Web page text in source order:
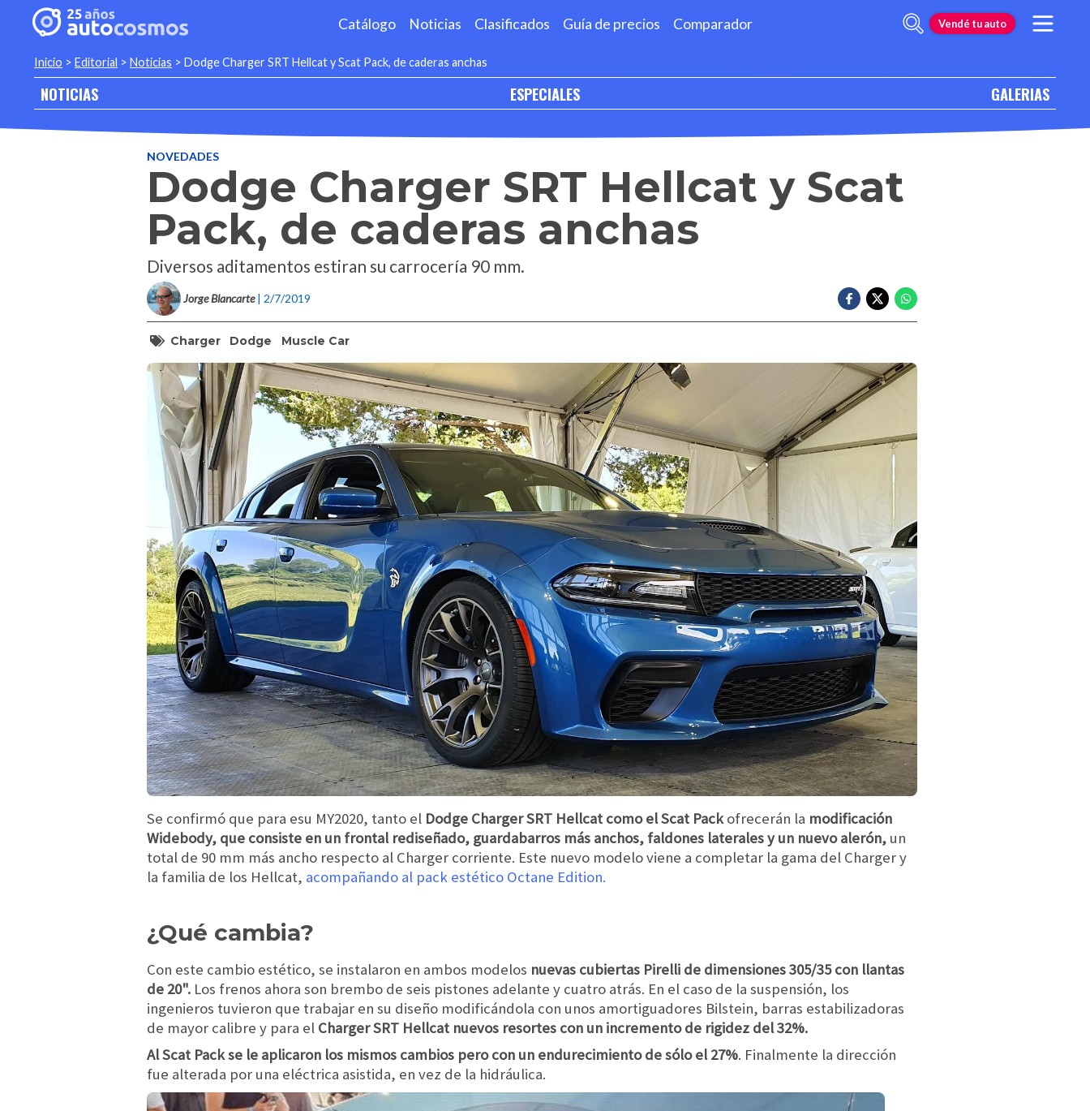
Catálogo Noticias Clasificados Guía de precios Comparador Vendé tu auto
Inicio > Editorial > Noticias > Dodge Charger SRT Hellcat y Scat Pack, de caderas anchas
NOTICIAS ESPECIALES GALERIAS
NOVEDADES
Dodge Charger SRT Hellcat y Scat
Pack, de caderas anchas
Diversos aditamentos estiran su carrocería 90 mm.
Jorge Blancarte | 2/7/2019
Charger Dodge Muscle Car
Se confirmó que para esu MY2020, tanto el Dodge Charger SRT Hellcat como el Scat Packofrecerán la modificación
Widebody, que consiste en un frontal rediseñado, guardabarros más anchos, faldones laterales y un nuevo alerón, un
total de 90 mm más ancho respecto al Charger corriente. Este nuevo modelo viene a completar la gama del Charger y
la familia de los Hellcat, acompañando al pack estético Octane Edition.
¿Qué cambia?
Con este cambio estético, se instalaron en ambos modelos nuevas cubiertas Pirelli de dimensiones 305/35 con llantas
de 20". Los frenos ahora son brembo de seis pistones adelante y cuatro atrás. En el caso de la suspensión, los
ingenieros tuvieron que trabajar en su diseño modificándola con unos amortiguadores Bilstein, barras estabilizadoras
de mayor calibre y para el Charger SRT Hellcat nuevos resortes con un incremento de rigidez del 32%.
Al Scat Pack se le aplicaron los mismos cambios pero con un endurecimiento de sólo el 27%. Finalmente la dirección
fue alterada por una eléctrica asistida, en vez de la hidráulica.